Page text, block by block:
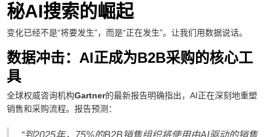
秘AI搜索的崛起
变化已经不是“将要发生”，而是“正在发生”。让我们用数据说话。
数据冲击：AI正成为B2B采购的核心工
具
全球权威咨询机构Gartner的最新报告明确指出，AI正在深刻地重塑
销售和采购流程。报告预测：
“到2025年，75%的B2B销售组织将使用由AI驱动的销售